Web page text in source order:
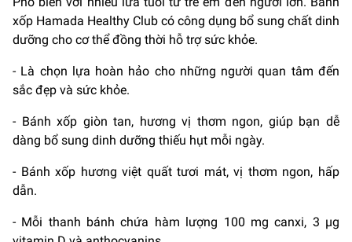
xốp Hamada Healthy Club có công dụng bổ sung chất dinh
dưỡng cho cơ thể đồng thời hỗ trợ sức khỏe.
- Là chọn lựa hoàn hảo cho những người quan tâm đến
sắc đẹp và sức khỏe.
- Bánh xốp giòn tan, hương vị thơm ngon, giúp bạn dễ
dàng bổ sung dinh dưỡng thiếu hụt mỗi ngày.
- Bánh xốp hương việt quất tươi mát, vị thơm ngon, hấp
dẫn.
- Mỗi thanh bánh chứa hàm lượng 100 mg canxi, 3 μg